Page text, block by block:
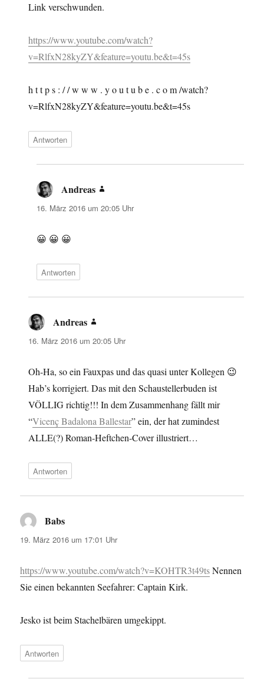
Link verschwunden.
https://www.youtube.com/watch?
v=RlfxN28kyZY&feature=youtu.be&t=45s
h t t p s : / / w w w . y o u t u b e . c o m /watch?
v=RlfxN28kyZY&feature=youtu.be&t=45s
Antworten
Andreas
16. März 2016 um 20:05 Uhr
😀 😀 😀
Antworten
Andreas
16. März 2016 um 20:05 Uhr
Oh-Ha, so ein Fauxpas und das quasi unter Kollegen 😉
Hab’s korrigiert. Das mit den Schaustellerbuden ist
VÖLLIG richtig!!! In dem Zusammenhang fällt mir
“Vicenç Badalona Ballestar” ein, der hat zumindest
ALLE(?) Roman-Heftchen-Cover illustriert…
Antworten
Babs
19. März 2016 um 17:01 Uhr
https://www.youtube.com/watch?v=KOHTR3t49tsNennen
Sie einen bekannten Seefahrer: Captain Kirk.
Jesko ist beim Stachelbären umgekippt.
Antworten